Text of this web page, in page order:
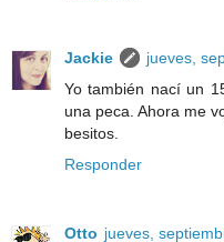
Jackie
jueves,
Yo también nací un
una peca. Ahora me
besitos.
Responder
Otto jueves,